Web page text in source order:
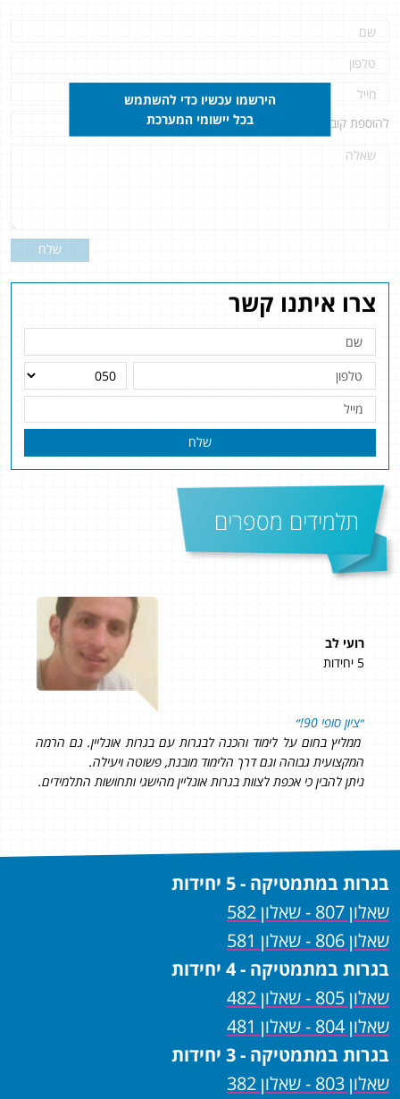
צרו איתנו קשר
שלח
תלמידים מספרים
רועי לב
5 יחידות
״ציון סופי 90!״
ממליץ בחום על לימוד והכנה לבגרות עם בגרות אונליין. גם הרמה
המקצועית גבוהה וגם דרך הלימוד מובנת, פשוטה ויעילה.
ניתן להבין כי אכפת לצוות בגרות אונליין מהישגי ותחושות התלמידים.
להוספת קובץ
שלח
הירשמו עכשיו כדי להשתמש
בכל יישומי המערכת
בגרות במתמטיקה - 5 יחידות
שאלון 807 - שאלון 582
שאלון 806 - שאלון 581
בגרות במתמטיקה - 4 יחידות
שאלון 805 - שאלון 482
שאלון 804 - שאלון 481
בגרות במתמטיקה - 3 יחידות
שאלון 803 - שאלון 382